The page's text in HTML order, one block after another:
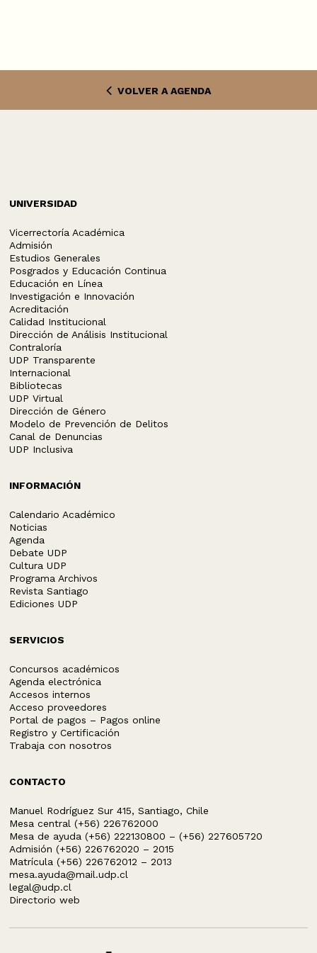
VOLVER A AGENDA
UNIVERSIDAD
Vicerrectoría Académica
Admisión
Estudios Generales
Posgrados y Educación Continua
Educación en Línea
Investigación e Innovación
Acreditación
Calidad Institucional
Dirección de Análisis Institucional
Contraloría
UDP Transparente
Internacional
Bibliotecas
UDP Virtual
Dirección de Género
Modelo de Prevención de Delitos
Canal de Denuncias
UDP Inclusiva
INFORMACIÓN
Calendario Académico
Noticias
Agenda
Debate UDP
Cultura UDP
Programa Archivos
Revista Santiago
Ediciones UDP
SERVICIOS
Concursos académicos
Agenda electrónica
Accesos internos
Acceso proveedores
Portal de pagos – Pagos online
Registro y Certificación
Trabaja con nosotros
CONTACTO
Manuel Rodríguez Sur 415, Santiago, Chile
Mesa central (+56) 226762000
Mesa de ayuda (+56) 222130800 – (+56) 227605720
Admisión (+56) 226762020 – 2015
Matrícula (+56) 226762012 – 2013
mesa.ayuda@mail.udp.cl
legal@udp.cl
Directorio web